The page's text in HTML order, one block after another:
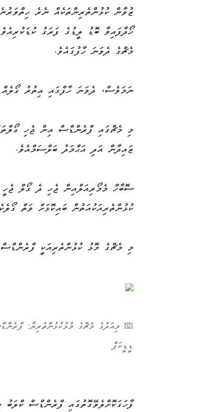
ޒުވާން ކުޅުންތެރިންތަކެއް ނެރެ
މެޗްގެ ދެވަނަ ހާފުގައެވެ.
ނަމަވެސް، ދެވަނަ ހާފްގައި އިތުރު
މި މެޗްގައި ފްރެންޑްސް އިން ޖެހި
ޒައިދާން އަދި އަޙްމަދު ބަލްސަމްއެވެ.
ސޮބާހް މެމޯރިއަލްއިން ޖެހި ދެ ގޯލް
ކުޅުންތެރިއަކުއަތުން ބައިކޮޅަށް ވަތް
މި މެޗްގެ މޮޅު ކުޅުންތެރިއަކީ ފްރެންޑްސް ކުލަބުގެ ޖާޒީ
ޑީޑީކަޕް
ފާހަގަކޮށްލެވޭގޮތުގައި ފްރެންޑްސް ކްލަބު